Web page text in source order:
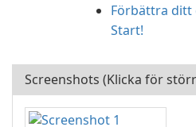
Förbättra ditt
Start!
Screenshots (Klicka för